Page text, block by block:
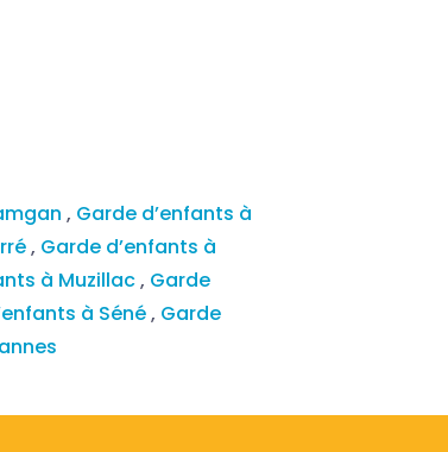
, Garde d’enfants à
, Garde d’enfants à
à Muzillac, Garde
à Séné, Garde